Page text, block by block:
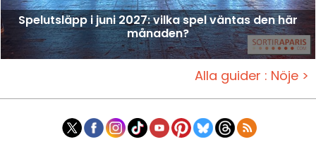
Spelutsläpp i juni 2027: vilka spel väntas den här
månaden?
Alla guider : Nöje >